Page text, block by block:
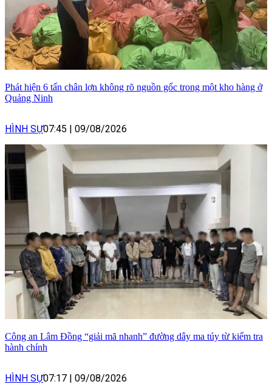
Phát hiện 6 tấn chân lợn không rõ nguồn gốc trong một kho hàng ở
Quảng Ninh
HÌNH SỰ07:45 09/08/2026
Công an Lâm Đồng “giải mã nhanh” đường dây ma túy từ kiểm tra
hành chính
HÌNH SỰ07:17 09/08/2026